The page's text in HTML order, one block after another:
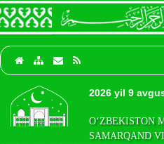
2026 yil 9
O‘ZBEKISTON
SAMARQAND